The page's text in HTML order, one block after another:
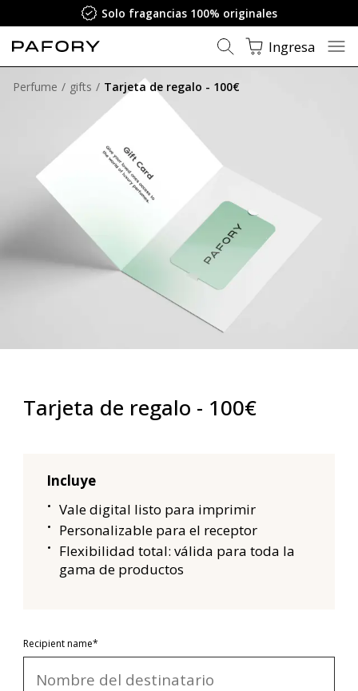
Garantía de satisfacción
Ingresa
Perfume gifts Tarjeta de regalo - 100€
Tarjeta de regalo - 100€
Incluye
Vale digital listo para imprimir
Personalizable para el receptor
Flexibilidad total: válida para toda la
gama de productos
Recipient name*